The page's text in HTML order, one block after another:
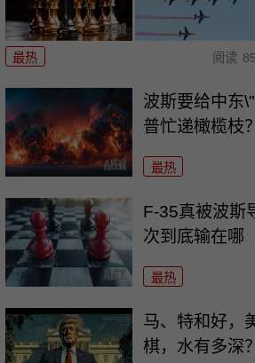
最热 阅读
波斯要给中东
普忙递橄榄枝？
最热
F-35真被波斯
次到底输在哪
最热
马、特和好，
棋，水有多深？